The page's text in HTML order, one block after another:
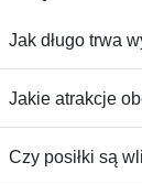
Jak długo trwa
Jakie atrakcje
Czy posiłki są